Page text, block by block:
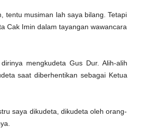
tentu musiman lah saya bilang. Tetapi
Cak Imin dalam tayangan wawancara
mengkudeta Gus Dur. Alih-alih
saat diberhentikan sebagai Ketua
saya dikudeta, dikudeta oleh orang-